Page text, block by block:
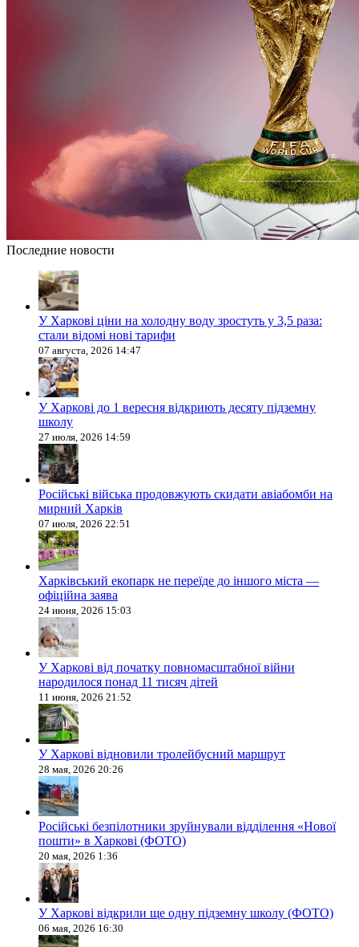
Последние новости
У Харкові ціни на холодну воду зростуть у 3,5 раза:
стали відомі нові тарифи
07 августа, 2026 14:47
У Харкові до 1 вересня відкриють десяту підземну
школу
27 июля, 2026 14:59
Російські війська продовжують скидати авіабомби на
мирний Харків
07 июля, 2026 22:51
Харківський екопарк не переїде до іншого міста —
офіційна заява
24 июня, 2026 15:03
У Харкові від початку повномасштабної війни
народилося понад 11 тисяч дітей
11 июня, 2026 21:52
У Харкові відновили тролейбусний маршрут
28 мая, 2026 20:26
Російські безпілотники зруйнували відділення «Нової
пошти» в Харкові (ФОТО)
20 мая, 2026 1:36
У Харкові відкрили ще одну підземну школу (ФОТО)
06 мая, 2026 16:30